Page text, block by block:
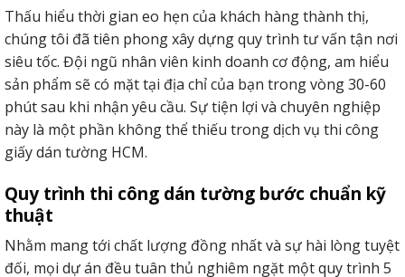
Thấu hiểu thời gian eo hẹn của khách hàng thành thị,
chúng tôi đã tiên phong xây dựng quy trình tư vấn tận nơi
siêu tốc. Đội ngũ nhân viên kinh doanh cơ động, am hiểu
sản phẩm sẽ có mặt tại địa chỉ của bạn trong vòng 30-60
phút sau khi nhận yêu cầu. Sự tiện lợi và chuyên nghiệp
này là một phần không thể thiếu trong dịch vụ thi công
giấy dán tường HCM.
Quy trình thi công dán tường bước chuẩn kỹ
thuật
Nhằm mang tới chất lượng đồng nhất và sự hài lòng tuyệt
đối, mọi dự án đều tuân thủ nghiêm ngặt một quy trình 5